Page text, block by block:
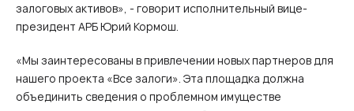
залоговых активов», - говорит исполнительный вице-
президент АРБ Юрий Кормош.
«Мы заинтересованы в привлечении новых партнеров для
нашего проекта «Все залоги». Эта площадка должна
объединить сведения о проблемном имуществе